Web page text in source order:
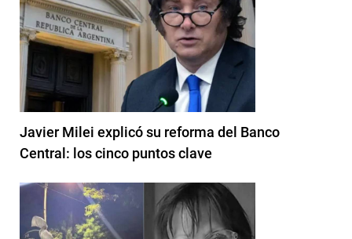
Javier Milei explicó su reforma del Banco
Central: los cinco puntos clave